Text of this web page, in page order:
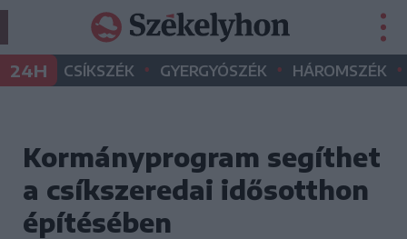
24H CSÍKSZÉK • GYERGYÓSZÉK • HÁROMSZÉK •
Kormányprogram segíthet
a csíkszeredai idősotthon
építésében